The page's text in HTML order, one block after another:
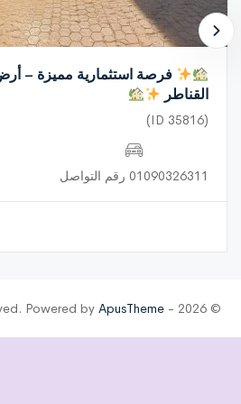
فرصة استثمارية مميزة –
القناطر
(ID 35816)
01090326311 رقم التواصل
© 2026 - Houzing. All Rights Reserved. Powered by
ApusTheme